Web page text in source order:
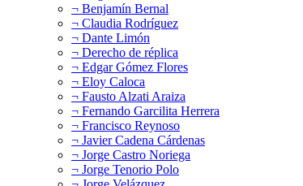
¬ Benjamín Bernal
¬ Claudia Rodríguez
¬ Dante Limón
¬ Derecho de réplica
¬ Edgar Gómez Flores
¬ Eloy Caloca
¬ Fausto Alzati Araiza
¬ Fernando Garcilita Herrera
¬ Francisco Reynoso
¬ Javier Cadena Cárdenas
¬ Jorge Castro Noriega
¬ Jorge Tenorio Polo